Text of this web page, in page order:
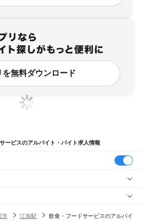
を無料ダウンロード
ービスのアルバイト・バイト求人情報
市 江南駅 飲食・フードサービスのアルバイ